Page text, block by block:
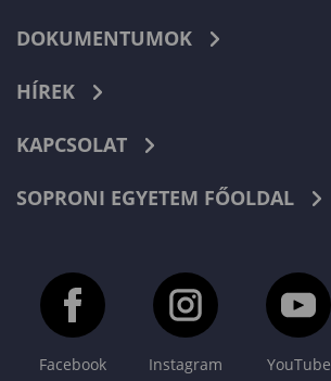
DOKUMENTUMOK
HÍREK
KAPCSOLAT
SOPRONI EGYETEM FŐOLDAL
Facebook Instagram YouTube